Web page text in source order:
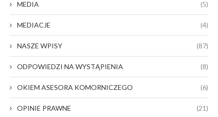
MEDIA (5)
MEDIACJE (4)
NASZE WPISY (87)
ODPOWIEDZI NA WYSTĄPIENIA (8)
OKIEM ASESORA KOMORNICZEGO (6)
OPINIE PRAWNE (21)